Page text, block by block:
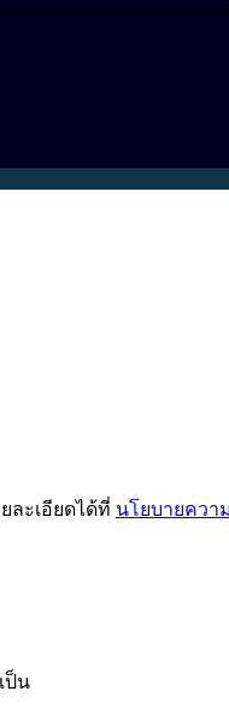
ะเอียดได้ที่ นโยบายควา
ป็น